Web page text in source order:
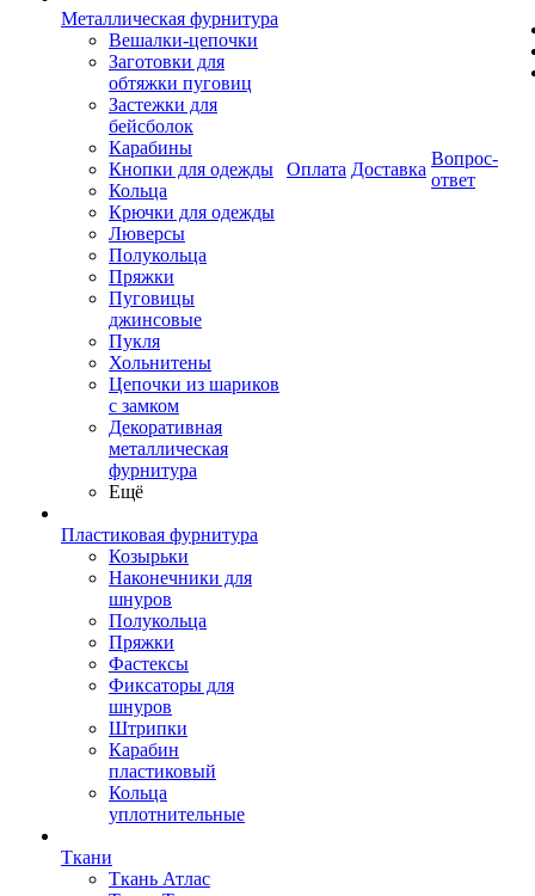
Металлическая фурнитура
Вешалки-цепочки
Заготовки для
обтяжки пуговиц
Застежки для
бейсболок
Карабины
Кнопки для одежды
Кольца
Крючки для одежды
Люверсы
Полукольца
Пряжки
Пуговицы
джинсовые
Пукля
Хольнитены
Цепочки из шариков
с замком
Декоративная
металлическая
фурнитура
Ещё
Пластиковая фурнитура
Козырьки
Наконечники для
шнуров
Полукольца
Пряжки
Фастексы
Фиксаторы для
шнуров
Штрипки
Карабин
пластиковый
Кольца
уплотнительные
Ткани
Ткань Атлас
Оплата Доставка
Вопрос-
ответ